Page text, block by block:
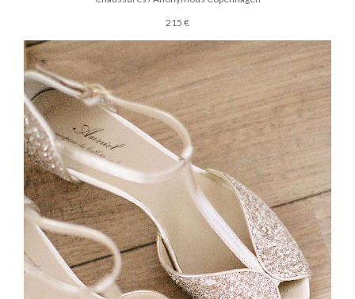
215 €